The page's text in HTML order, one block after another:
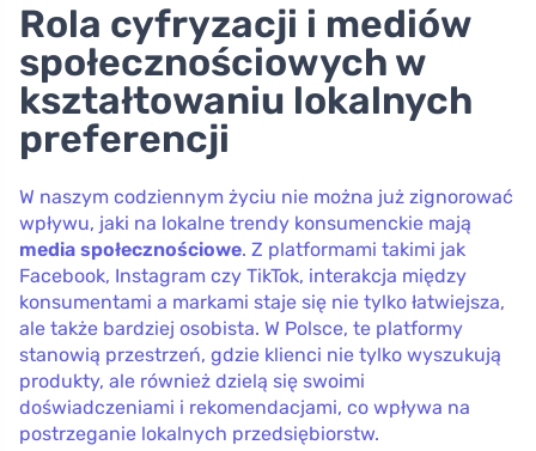
Rola cyfryzacji i mediów
społecznościowych w
kształtowaniu lokalnych
preferencji
W naszym codziennym życiu nie można już zignorować
wpływu, jaki na lokalne trendy konsumenckie mają
media społecznościowe. Z platformami takimi jak
Facebook, Instagram czy TikTok, interakcja między
konsumentami a markami staje się nie tylko łatwiejsza,
ale także bardziej osobista. W Polsce, te platformy
stanowią przestrzeń, gdzie klienci nie tylko wyszukują
produkty, ale również dzielą się swoimi
doświadczeniami i rekomendacjami, co wpływa na
postrzeganie lokalnych przedsiębiorstw.